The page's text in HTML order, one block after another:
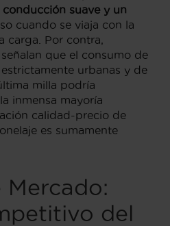
conducción suave y un
cuando se viaja con la
carga. Por contra,
que el consumo de
urbanas y de
milla podría
inmensa mayoría
calidad-precio de
es sumamente
Mercado:
del